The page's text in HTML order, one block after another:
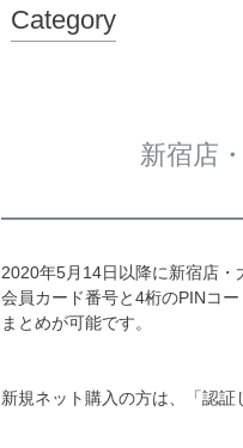
Category
新宿店
2020年5月14日以降に新宿店
会員カード番号と4桁のPINコ
まとめが可能です。
新規ネット購入の方は、「認証